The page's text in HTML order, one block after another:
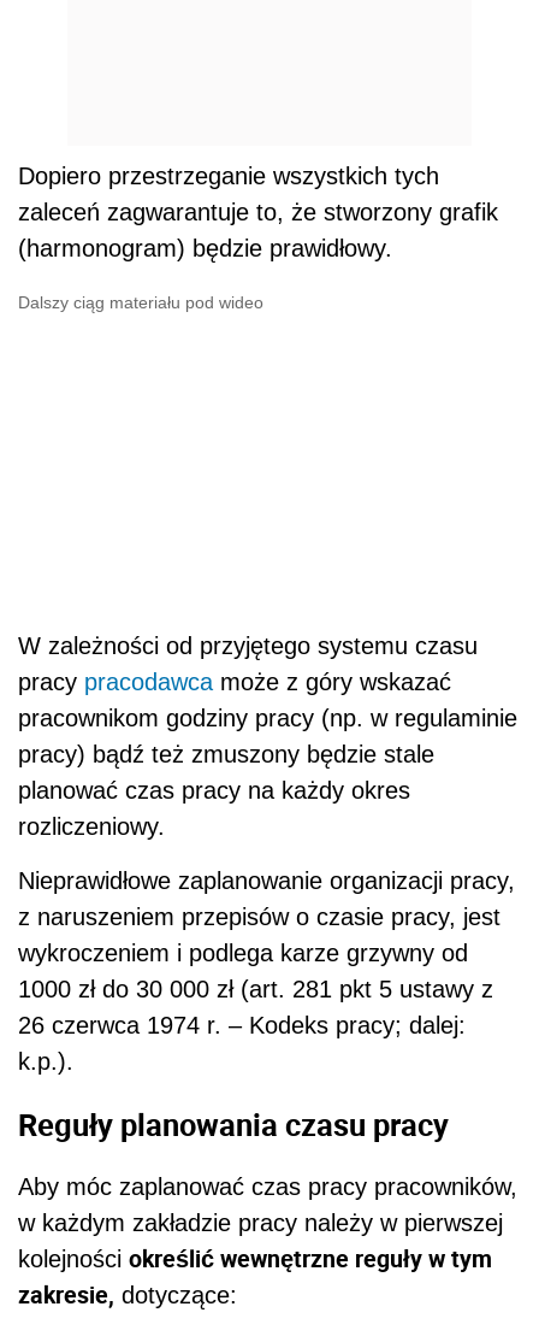
Dopiero przestrzeganie wszystkich tych
zaleceń zagwarantuje to, że stworzony grafik
(harmonogram) będzie prawidłowy.
Dalszy ciąg materiału pod wideo
W zależności od przyjętego systemu czasu
pracy pracodawca może z góry wskazać
pracownikom godziny pracy (np. w regulaminie
pracy) bądź też zmuszony będzie stale
planować czas pracy na każdy okres
rozliczeniowy.
Nieprawidłowe zaplanowanie organizacji pracy,
z naruszeniem przepisów o czasie pracy, jest
wykroczeniem i podlega karze grzywny od
1000 zł do 30 000 zł (art. 281 pkt 5 ustawy z
26 czerwca 1974 r. – Kodeks pracy; dalej:
k.p.).
Reguły planowania czasu pracy
Aby móc zaplanować czas pracy pracowników,
w każdym zakładzie pracy należy w pierwszej
kolejności określić wewnętrzne reguły w tym
zakresie, dotyczące: